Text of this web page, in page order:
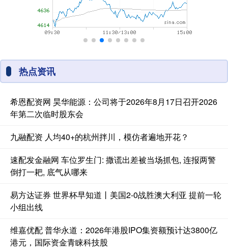
热点资讯
希恩配资网 昊华能源：公司将于2026年8月17日召开2026
年第二次临时股东会
九融配资 人均40+的杭州拌川，模仿者遍地开花？
速配发金融网 车位罗生门: 撒谎出差被当场抓包, 连报两警
倒打一耙, 底气从哪来
易方达证券 世界杯早知道丨美国2-0战胜澳大利亚 提前一轮
小组出线
维嘉优配 普华永道：2026年港股IPO集资额预计达3800亿
港元，国际资金青睐科技股